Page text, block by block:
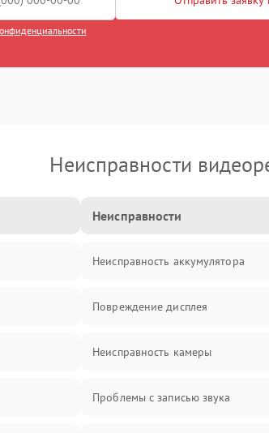
Неисправности
Неисправности
Неисправность аккумулятора
Повреждение дисплея
Неисправность камеры
Проблемы с записью звука